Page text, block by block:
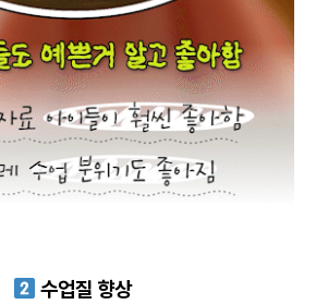
수업질 향상